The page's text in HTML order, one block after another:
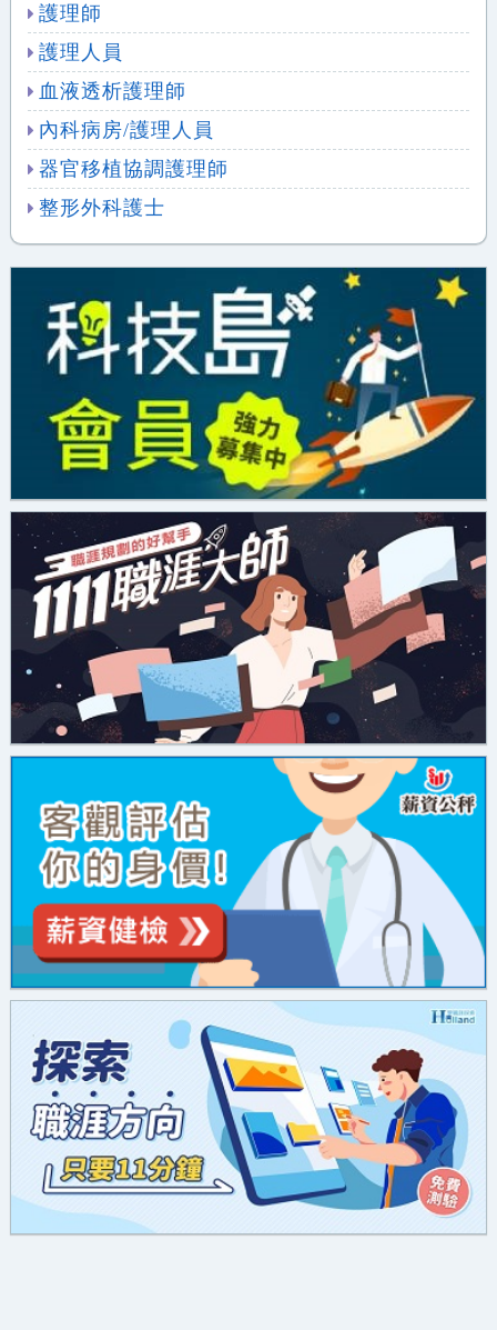
護理師
護理人員
血液透析護理師
內科病房/護理人員
器官移植協調護理師
整形外科護士